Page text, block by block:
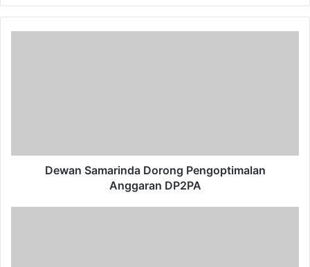
Dewan Samarinda Dorong Pengoptimalan
Anggaran DP2PA